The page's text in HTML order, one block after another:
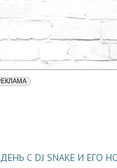
ДЕНЬ С DJ SNAKE И ЕГО